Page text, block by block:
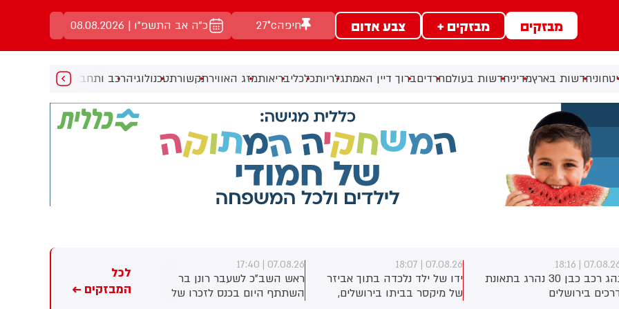
מבזקים מבזקים + צבע אדום חיפה27°c כ"ה אב התשפ"ו | 08.08.2026
חדשות בארץמדיניחדשות בעולםחרדיםברוך דיין האמתגלריותכלכליבריאותמזג האווירתקשורתטכנולוגיהרכב ותחבורהמעניין
07.08.26 |
נהג רכב כבן 30 נהרג בתאונת
בירושלים
07.08.26 | 18:07
ידו של ילד נלכדה בתוך אביזר
של מיקסר בביתו בירושלים,
07.08.26 | 17:40
ראש השב"כ לשעבר רונן בר
השתתף היום בכנס לזכרו של
חברת הנפט הלאומית של אבו
דאבי טוענת: מאז תחילת
לכל
המבזקים ←